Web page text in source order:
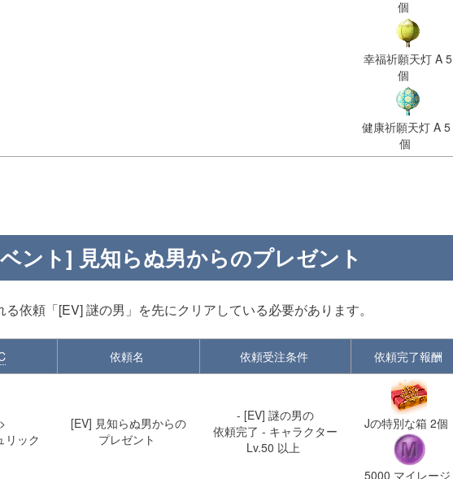
個
幸福祈願天灯 A 5
個
健康祈願天灯 A 5
個
ント] 見知らぬ男からのプレゼント
依頼「[EV] 謎の男」を先にクリアしている必要があります。
依頼名 依頼受注条件 依頼完了報酬
リック
[EV] 見知らぬ男からの
プレゼント
- [EV] 謎の男の
依頼完了 - キャラクター
Lv.50 以上
Jの特別な箱 2個
5000 マイレージ